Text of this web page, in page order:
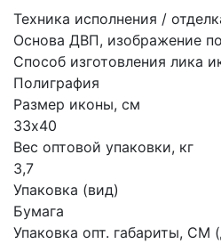
Техника исполнения /
Основа ДВП, изображение
Способ изготовления лика
Полиграфия
Размер иконы, см
33х40
Вес оптовой упаковки, кг
3,7
Упаковка (вид)
Бумага
Упаковка опт. габариты, СМ